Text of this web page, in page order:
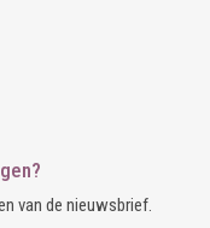
van de nieuwsbrief.